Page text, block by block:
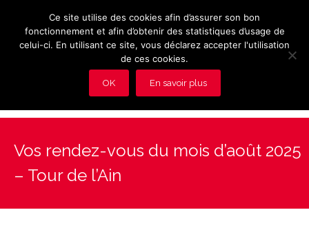
Vos rendez-vous du mois d’août 2025
– Tour de l’Ain
Ce site utilise des cookies afin d’assurer son bon
fonctionnement et afin d’obtenir des statistiques d’usage de
celui-ci. En utilisant ce site, vous déclarez accepter l'utilisation
de ces cookies.
OK En savoir plus